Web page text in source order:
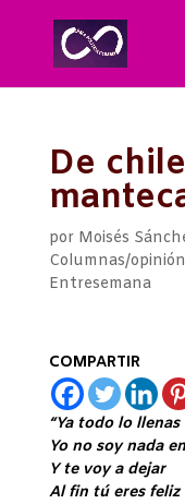
De
por Moisés
Columnas/opinión
Entresemana
COMPARTIR
“Ya todo lo
Yo no soy nada
Y te voy a dejar
Al fin tú eres feliz